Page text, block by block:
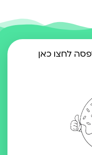
לחצו כאן